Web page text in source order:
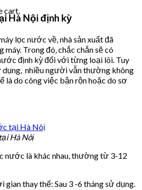
cart.
Hà Nội định kỳ
lọc nước về, nhà sản xuất đã
máy. Trong đó, chắc chắn sẽ có
định kỳ đối với từng loại lõi. Tuy
dụng, nhiều người vẫn thường không
là do công việc bận rộn hoặc do sơ
Hà Nôị
nước là khác nhau, thường từ 3-12
gian thay thế: Sau 3 -6 tháng sử dụng.